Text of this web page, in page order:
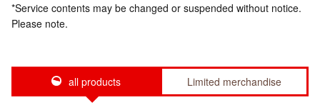
*Service contents may be changed or suspended without notice.
Please note.
all products Limited merchandise